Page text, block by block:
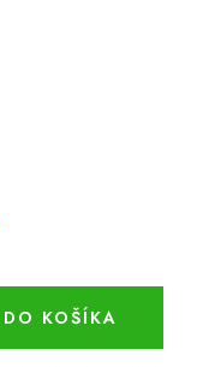
DO KOŠÍKA